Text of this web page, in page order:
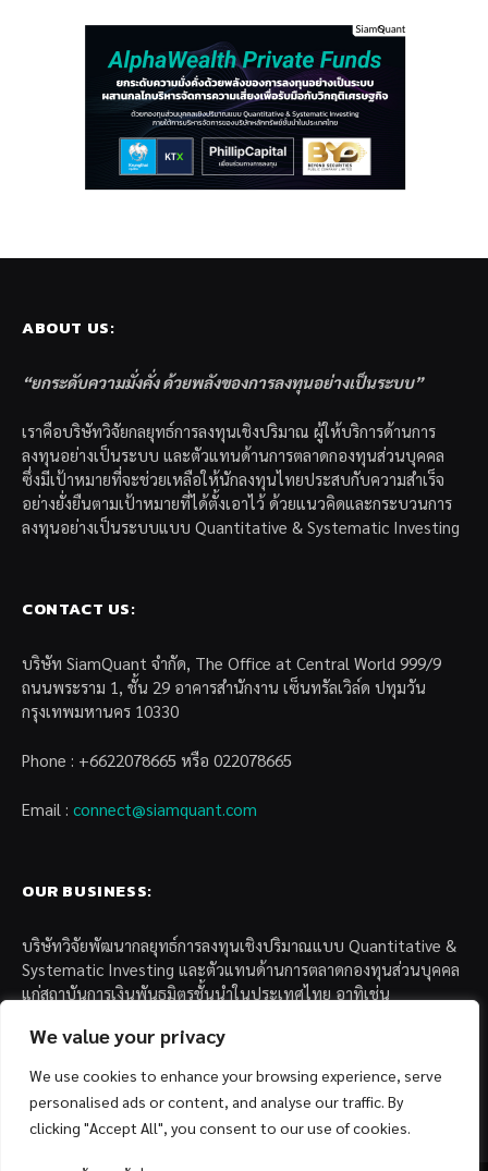
We value your privacy
We use cookies to enhance your browsing experience, serve
personalised ads or content, and analyse our traffic. By
clicking "Accept All", you consent to our use of cookies.
ABOUT US:
“ยกระดับความมั่งคั่ง ด้วยพลังของการลงทุนอย่างเป็นระบบ”
เราคือบริษัทวิจัยกลยุทธ์การลงทุนเชิงปริมาณ ผู้ให้บริการด้านการ
ลงทุนอย่างเป็นระบบ และตัวแทนด้านการตลาดกองทุนส่วนบุคคล
ซึ่งมีเป้าหมายที่จะช่วยเหลือให้นักลงทุนไทยประสบกับความสำเร็จ
อย่างยั่งยืนตามเป้าหมายที่ได้ตั้งเอาไว้ ด้วยแนวคิดและกระบวนการ
ลงทุนอย่างเป็นระบบแบบ Quantitative & Systematic Investing
CONTACT US:
บริษัท SiamQuant จำกัด, The Office at Central World 999/9
ถนนพระราม 1, ชั้น 29 อาคารสำนักงาน เซ็นทรัลเวิล์ด ปทุมวัน
กรุงเทพมหานคร 10330
Phone : +6622078665 หรือ 022078665
Email : connect@siamquant.com
OUR BUSINESS:
บริษัทวิจัยพัฒนากลยุทธ์การลงทุนเชิงปริมาณแบบ Quantitative &
Systematic Investing และตัวแทนด้านการตลาดกองทุนส่วนบุคคล
แก่สถาบันการเงินพันธมิตรชั้นนำในประเทศไทย อาทิเช่น
– บล. กรุงไทย เอ็กซ์สปริง จำกัด
– บล. ฟิลลิป (ประเทศไทย) จำกัด (มหาชน)